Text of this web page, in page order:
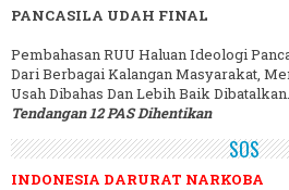
PANCASILA UDAH FINAL
Pembahasan RUU Haluan Ideologi
Dari Berbagai Kalangan Masyarakat,
Usah Dibahas Dan Lebih Baik
Tendangan 12 PAS Dihentikan
SOS
INDONESIA DARURAT NARKOBA